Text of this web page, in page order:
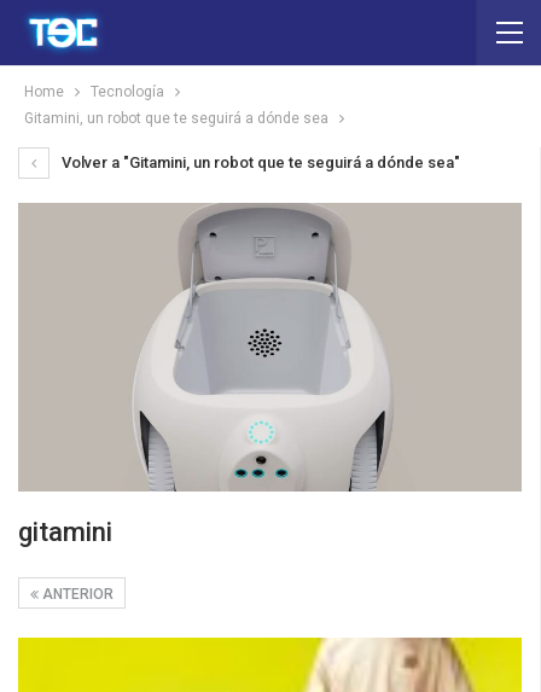
Home
Tecnología
Gitamini, un robot que te seguirá a dónde sea
Volver a "Gitamini, un robot que te seguirá a dónde sea"
gitamini
ANTERIOR